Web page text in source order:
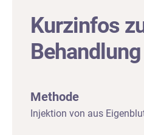
Kurzinfos
Behandlung
Methode
Injektion von aus